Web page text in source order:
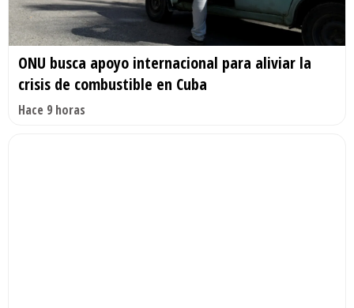
ONU busca apoyo internacional para aliviar la
crisis de combustible en Cuba
Hace 9 horas